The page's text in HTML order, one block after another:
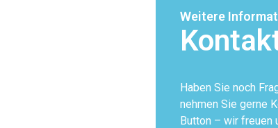
Weitere
Haben Sie noch
nehmen Sie gerne
Button – wir freuen